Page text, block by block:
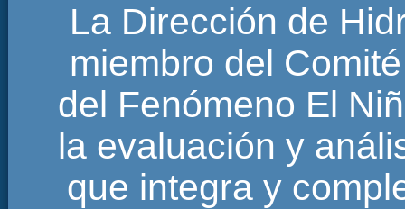
La Dirección de
miembro del
del Fenómeno El
la evaluación y
que integra y